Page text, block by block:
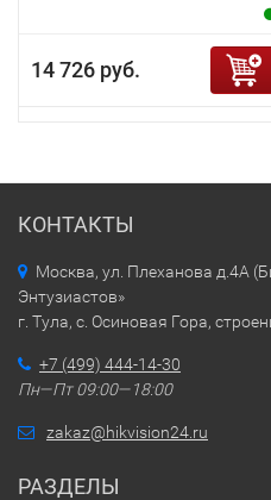
14 726 руб.
КОНТАКТЫ
Москва, ул. Плеханова д.4А
Энтузиастов»
г. Тула, с. Осиновая Гора,
+7 (499) 444-14-30
Пн—Пт 09:00—18:00
zakaz@hikvision24.ru
РАЗДЕЛЫ